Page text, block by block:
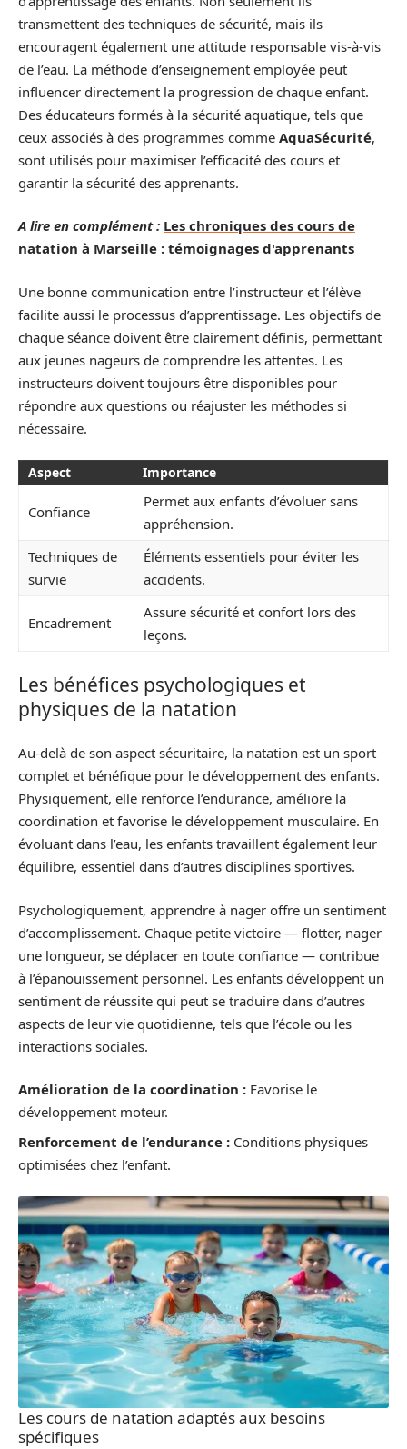
transmettent des techniques de sécurité, mais ils
encouragent également une attitude responsable vis-à-vis
de l’eau. La méthode d’enseignement employée peut
influencer directement la progression de chaque enfant.
Des éducateurs formés à la sécurité aquatique, tels que
ceux associés à des programmes comme AquaSécurité,
sont utilisés pour maximiser l’efficacité des cours et
garantir la sécurité des apprenants.
A lire en complément : Les chroniques des cours de
natation à Marseille : témoignages d'apprenants
Une bonne communication entre l’instructeur et l’élève
facilite aussi le processus d’apprentissage. Les objectifs de
chaque séance doivent être clairement définis, permettant
aux jeunes nageurs de comprendre les attentes. Les
instructeurs doivent toujours être disponibles pour
répondre aux questions ou réajuster les méthodes si
nécessaire.
Aspect Importance
Confiance
Permet aux enfants d’évoluer sans
appréhension.
Techniques de
survie
Éléments essentiels pour éviter les
accidents.
Encadrement
Assure sécurité et confort lors des
leçons.
Les bénéfices psychologiques et
physiques de la natation
Au-delà de son aspect sécuritaire, la natation est un sport
complet et bénéfique pour le développement des enfants.
Physiquement, elle renforce l’endurance, améliore la
coordination et favorise le développement musculaire. En
évoluant dans l’eau, les enfants travaillent également leur
équilibre, essentiel dans d’autres disciplines sportives.
Psychologiquement, apprendre à nager offre un sentiment
d’accomplissement. Chaque petite victoire — flotter, nager
une longueur, se déplacer en toute confiance — contribue
à l’épanouissement personnel. Les enfants développent un
sentiment de réussite qui peut se traduire dans d’autres
aspects de leur vie quotidienne, tels que l’école ou les
interactions sociales.
Amélioration de la coordination : Favorise le
développement moteur.
Renforcement de l’endurance : Conditions physiques
optimisées chez l’enfant.
Les cours de natation adaptés aux besoins
spécifiques